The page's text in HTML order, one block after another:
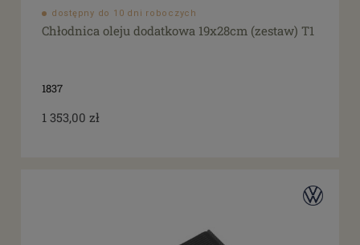
dostępny do 10 dni roboczych
Chłodnica oleju dodatkowa 19x28cm (zestaw) T1
1837
1 353,00 zł